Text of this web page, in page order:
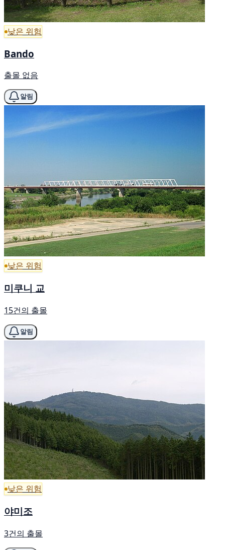
낮은 위험
Bando
출몰 없음
알림
낮은 위험
미쿠니 교
15건의 출몰
알림
낮은 위험
야미조
3건의 출몰